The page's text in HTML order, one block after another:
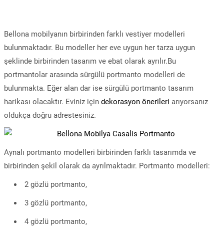
Bellona mobilyanın birbirinden farklı vestiyer modelleri
bulunmaktadır. Bu modeller her eve uygun her tarza uygun
şeklinde birbirinden tasarım ve ebat olarak ayrılır.Bu
portmantolar arasında sürgülü portmanto modelleri de
bulunmakta. Eğer alan dar ise sürgülü portmanto tasarım
harikası olacaktır. Eviniz için dekorasyon önerileri arıyorsanız
oldukça doğru adrestesiniz.
Aynalı portmanto modelleri birbirinden farklı tasarımda ve
birbirinden şekil olarak da ayrılmaktadır. Portmanto modelleri:
2 gözlü portmanto,
3 gözlü portmanto,
4 gözlü portmanto,